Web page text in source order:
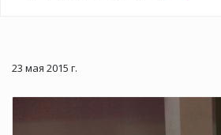
23 мая 2015 г.